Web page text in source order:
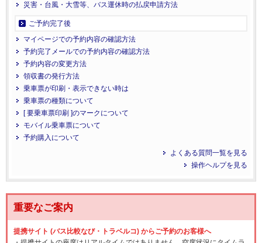
災害・台風・大雪等、バス運休時の払戻申請方法
ご予約完了後
マイページでの予約内容の確認方法
予約完了メールでの予約内容の確認方法
予約内容の変更方法
領収書の発行方法
乗車票が印刷・表示できない時は
乗車票の種類について
[ 要乗車票印刷 ]のマークについて
モバイル乗車票について
予約購入について
よくある質問一覧を見る
操作ヘルプを見る
重要なご案内
提携サイト (バス比較なび・トラベルコ) からご予約のお客様へ